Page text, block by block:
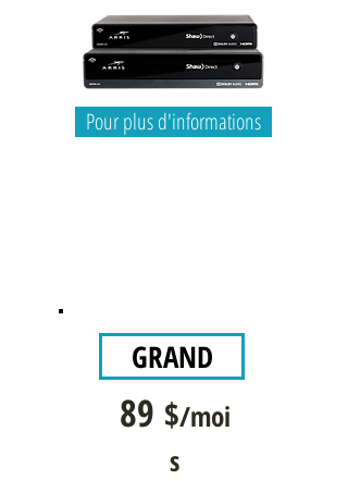
Pour plus d'informations
GRAND
89 $/moi
s